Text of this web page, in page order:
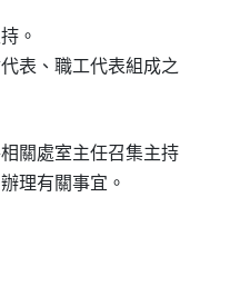
。
表、職工代表組成之
關處室主任召集主持
理有關事宜。